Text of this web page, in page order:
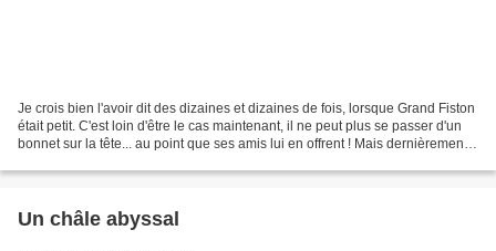
Je crois bien l'avoir dit des dizaines et dizaines de fois, lorsque Grand Fiston
était petit. C'est loin d'être le cas maintenant, il ne peut plus se passer d'un
bonnet sur la tête... au point que ses amis lui en offrent ! Mais dernièrement il
Un châle abyssal